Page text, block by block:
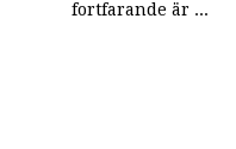
fortfarande är ...